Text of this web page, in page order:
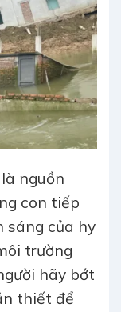
nguồn
con tiếp
sáng của hy
trường
hãy bớt
thiết để